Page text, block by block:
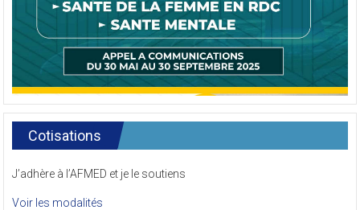
Cotisations
J’adhère à l’AFMED et je le soutiens
Voir les modalités